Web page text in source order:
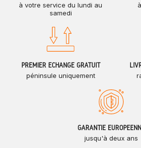
à votre service du lundi au
samedi
PREMIER ÉCHANGE GRATUIT
péninsule uniquement
GARANTIE
jusqu'à deux ans